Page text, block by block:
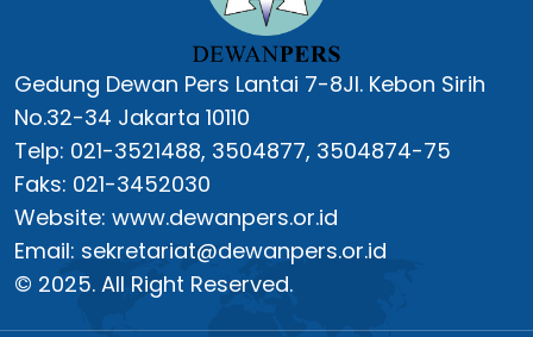
Gedung Dewan Pers Lantai 7-8Jl. Kebon Sirih
No.32-34 Jakarta 10110
Telp: 021-3521488, 3504877, 3504874-75
Faks: 021-3452030
Website: www.dewanpers.or.id
Email: sekretariat@dewanpers.or.id
© 2025. All Right Reserved.